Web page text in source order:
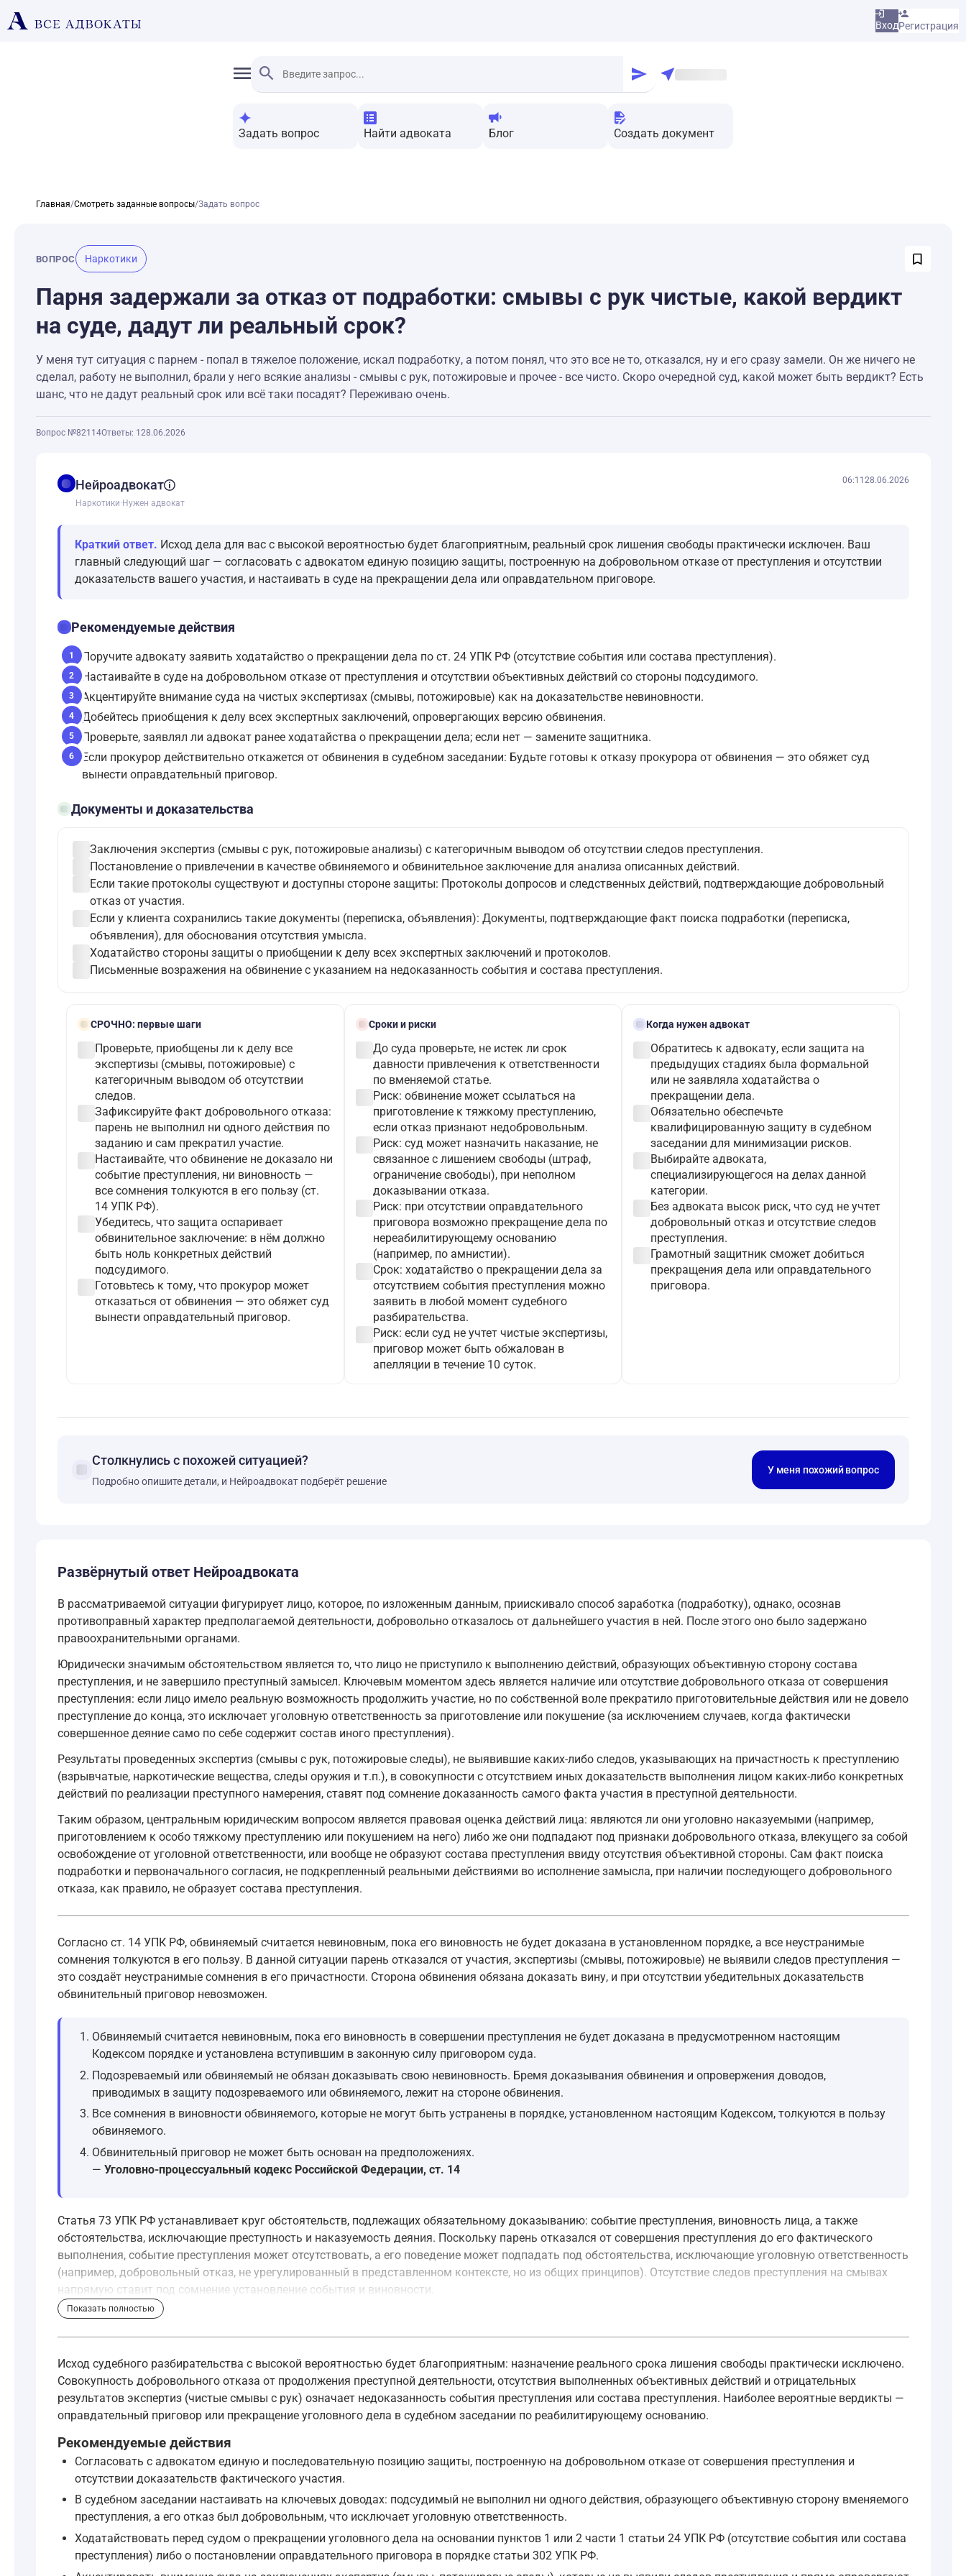
ВходРегистрация
Задать вопрос Найти адвоката Блог Создать документ
Главная/Смотреть заданные вопросы/Задать вопрос
ВОПРОС Наркотики
Парня задержали за отказ от подработки: смывы с рук чистые, какой вердикт
на суде, дадут ли реальный срок?
У меня тут ситуация с парнем - попал в тяжелое положение, искал подработку, а потом понял, что это все не то, отказался, ну и его сразу замели. Он же ничего не
сделал, работу не выполнил, брали у него всякие анализы - смывы с рук, потожировые и прочее - все чисто. Скоро очередной суд, какой может быть вердикт? Есть
шанс, что не дадут реальный срок или всё таки посадят? Переживаю очень.
Вопрос №82114Ответы: 1 28.06.2026
balanceНейроадвокат
Наркотики· Нужен адвокат
06:11 28.06.2026
Краткий ответ. Исход дела для вас с высокой вероятностью будет благоприятным, реальный срок лишения свободы практически исключен. Ваш
главный следующий шаг — согласовать с адвокатом единую позицию защиты, построенную на добровольном отказе от преступления и отсутствии
доказательств вашего участия, и настаивать в суде на прекращении дела или оправдательном приговоре.
checklistРекомендуемые действия
1 Поручите адвокату заявить ходатайство о прекращении дела по ст. 24 УПК РФ (отсутствие события или состава преступления).
2 Настаивайте в суде на добровольном отказе от преступления и отсутствии объективных действий со стороны подсудимого.
3 Акцентируйте внимание суда на чистых экспертизах (смывы, потожировые) как на доказательстве невиновности.
4 Добейтесь приобщения к делу всех экспертных заключений, опровергающих версию обвинения.
5 Проверьте, заявлял ли адвокат ранее ходатайства о прекращении дела; если нет — замените защитника.
6
Если прокурор действительно откажется от обвинения в судебном заседании: Будьте готовы к отказу прокурора от обвинения — это обяжет суд
вынести оправдательный приговор.
folder_openДокументы и доказательства
Заключения экспертиз (смывы с рук, потожировые анализы) с категоричным выводом об отсутствии следов преступления.
Постановление о привлечении в качестве обвиняемого и обвинительное заключение для анализа описанных действий.
Если такие протоколы существуют и доступны стороне защиты: Протоколы допросов и следственных действий, подтверждающие добровольный
отказ от участия.
Если у клиента сохранились такие документы (переписка, объявления): Документы, подтверждающие факт поиска подработки (переписка,
объявления), для обоснования отсутствия умысла.
Ходатайство стороны защиты о приобщении к делу всех экспертных заключений и протоколов.
Письменные возражения на обвинение с указанием на недоказанность события и состава преступления.
boltСРОЧНО: первые шаги
Проверьте, приобщены ли к делу все
экспертизы (смывы, потожировые) с
категоричным выводом об отсутствии
следов.
Зафиксируйте факт добровольного отказа:
парень не выполнил ни одного действия по
заданию и сам прекратил участие.
Настаивайте, что обвинение не доказало ни
событие преступления, ни виновность —
все сомнения толкуются в его пользу (ст.
14 УПК РФ).
Убедитесь, что защита оспаривает
обвинительное заключение: в нём должно
быть ноль конкретных действий
подсудимого.
Готовьтесь к тому, что прокурор может
отказаться от обвинения — это обяжет суд
вынести оправдательный приговор.
schedule Сроки и риски
До суда проверьте, не истек ли срок
давности привлечения к ответственности
по вменяемой статье.
Риск: обвинение может ссылаться на
приготовление к тяжкому преступлению,
если отказ признают недобровольным.
Риск: суд может назначить наказание, не
связанное с лишением свободы (штраф,
ограничение свободы), при неполном
доказывании отказа.
Риск: при отсутствии оправдательного
приговора возможно прекращение дела по
нереабилитирующему основанию
(например, по амнистии).
Срок: ходатайство о прекращении дела за
отсутствием события преступления можно
заявить в любой момент судебного
разбирательства.
Риск: если суд не учтет чистые экспертизы,
приговор может быть обжалован в
апелляции в течение 10 суток.
gavelКогда нужен адвокат
Обратитесь к адвокату, если защита на
предыдущих стадиях была формальной
или не заявляла ходатайства о
прекращении дела.
Обязательно обеспечьте
квалифицированную защиту в судебном
заседании для минимизации рисков.
Выбирайте адвоката,
специализирующегося на делах данной
категории.
Без адвоката высок риск, что суд не учтет
добровольный отказ и отсутствие следов
преступления.
Грамотный защитник сможет добиться
прекращения дела или оправдательного
приговора.
forum Столкнулись с похожей ситуацией?
Подробно опишите детали, и Нейроадвокат подберёт решение
У меня похожий вопрос
Развёрнутый ответ Нейроадвоката
В рассматриваемой ситуации фигурирует лицо, которое, по изложенным данным, приискивало способ заработка (подработку), однако, осознав
противоправный характер предполагаемой деятельности, добровольно отказалось от дальнейшего участия в ней. После этого оно было задержано
правоохранительными органами.
Юридически значимым обстоятельством является то, что лицо не приступило к выполнению действий, образующих объективную сторону состава
преступления, и не завершило преступный замысел. Ключевым моментом здесь является наличие или отсутствие добровольного отказа от совершения
преступления: если лицо имело реальную возможность продолжить участие, но по собственной воле прекратило приготовительные действия или не довело
преступление до конца, это исключает уголовную ответственность за приготовление или покушение (за исключением случаев, когда фактически
совершенное деяние само по себе содержит состав иного преступления).
Результаты проведенных экспертиз (смывы с рук, потожировые следы), не выявившие каких-либо следов, указывающих на причастность к преступлению
(взрывчатые, наркотические вещества, следы оружия и т.п.), в совокупности с отсутствием иных доказательств выполнения лицом каких-либо конкретных
действий по реализации преступного намерения, ставят под сомнение доказанность самого факта участия в преступной деятельности.
Таким образом, центральным юридическим вопросом является правовая оценка действий лица: являются ли они уголовно наказуемыми (например,
приготовлением к особо тяжкому преступлению или покушением на него) либо же они подпадают под признаки добровольного отказа, влекущего за собой
освобождение от уголовной ответственности, или вообще не образуют состава преступления ввиду отсутствия объективной стороны. Сам факт поиска
подработки и первоначального согласия, не подкрепленный реальными действиями во исполнение замысла, при наличии последующего добровольного
отказа, как правило, не образует состава преступления.
Согласно ст. 14 УПК РФ, обвиняемый считается невиновным, пока его виновность не будет доказана в установленном порядке, а все неустранимые
сомнения толкуются в его пользу. В данной ситуации парень отказался от участия, экспертизы (смывы, потожировые) не выявили следов преступления —
это создаёт неустранимые сомнения в его причастности. Сторона обвинения обязана доказать вину, и при отсутствии убедительных доказательств
обвинительный приговор невозможен.
Обвиняемый считается невиновным, пока его виновность в совершении преступления не будет доказана в предусмотренном настоящим
Кодексом порядке и установлена вступившим в законную силу приговором суда.
Подозреваемый или обвиняемый не обязан доказывать свою невиновность. Бремя доказывания обвинения и опровержения доводов,
приводимых в защиту подозреваемого или обвиняемого, лежит на стороне обвинения.
Все сомнения в виновности обвиняемого, которые не могут быть устранены в порядке, установленном настоящим Кодексом, толкуются в пользу
обвиняемого.
Обвинительный приговор не может быть основан на предположениях.
— Уголовно-процессуальный кодекс Российской Федерации, ст. 14
Статья 73 УПК РФ устанавливает круг обстоятельств, подлежащих обязательному доказыванию: событие преступления, виновность лица, а также
обстоятельства, исключающие преступность и наказуемость деяния. Поскольку парень отказался от совершения преступления до его фактического
выполнения, событие преступления может отсутствовать, а его поведение может подпадать под обстоятельства, исключающие уголовную ответственность
(например, добровольный отказ, не урегулированный в представленном контексте, но из общих принципов). Отсутствие следов преступления на смывах
напрямую ставит под сомнение установление события и виновности.
Результаты смывов и потожировых анализов, не выявившие следов преступления, являются доказательствами по делу. В силу ст. 74 УПК РФ доказательствами
Доказательствами по уголовному делу являются любые сведения, на основе которых суд, прокурор, следователь, дознаватель в порядке, определенном
показания подозреваемого, обвиняемого;
показания потерпевшего, свидетеля;
заключение и показания эксперта;
3.1) заключение и показания специалиста;
вещественные доказательства;
Показать полностью
Исход судебного разбирательства с высокой вероятностью будет благоприятным: назначение реального срока лишения свободы практически исключено.
Совокупность добровольного отказа от продолжения преступной деятельности, отсутствия выполненных объективных действий и отрицательных
результатов экспертиз (чистые смывы с рук) означает недоказанность события преступления или состава преступления. Наиболее вероятные вердикты —
оправдательный приговор или прекращение уголовного дела в судебном заседании по реабилитирующему основанию.
Рекомендуемые действия
Согласовать с адвокатом единую и последовательную позицию защиты, построенную на добровольном отказе от совершения преступления и
отсутствии доказательств фактического участия.
В судебном заседании настаивать на ключевых доводах: подсудимый не выполнил ни одного действия, образующего объективную сторону вменяемого
преступления, а его отказ был добровольным, что исключает уголовную ответственность.
Ходатайствовать перед судом о прекращении уголовного дела на основании пунктов 1 или 2 части 1 статьи 24 УПК РФ (отсутствие события или состава
преступления) либо о постановлении оправдательного приговора в порядке статьи 302 УПК РФ.